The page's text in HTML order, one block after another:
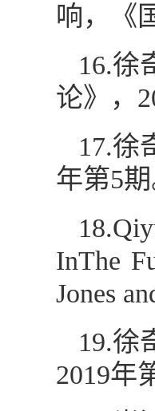
响，《
16.徐
论》，
17.徐
年第5期
InThe
Jones
19.徐
2019年